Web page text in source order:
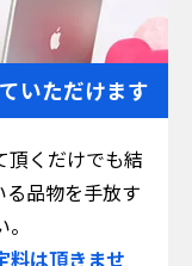
いただけます
頂くだけでも結
品物を手放す
料は頂きませ